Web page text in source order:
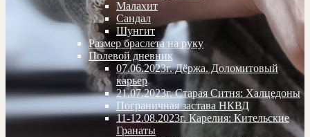
Малахит
Сандал
Шунгит
Размер браслета на руку
Полевой дневник
07.06.2023г. Дёржа. Доломитовый
карьер
21.07.2023г. Старая Ситня: Халцедоны
Пограничная застава НКВД
11-12.08.2023г. Карелия: Кительские
Гранаты